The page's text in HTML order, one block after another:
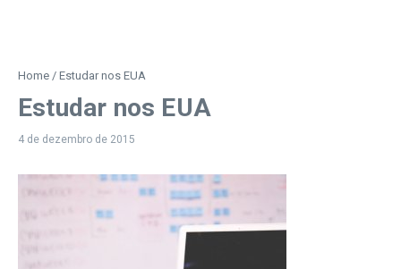
Home / Estudar nos EUA
Estudar nos EUA
4 de dezembro de 2015